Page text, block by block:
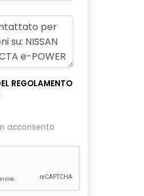
REGOLAMENTO
acconsento